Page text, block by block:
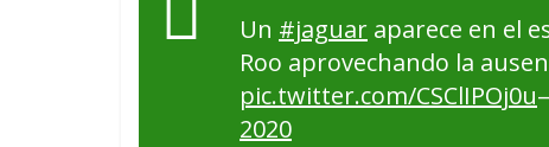
Un #jaguar aparece en el
Roo aprovechando la
pic.twitter.com/CSClIPOj0u
2020